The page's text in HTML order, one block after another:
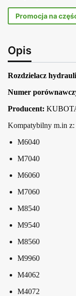
Promocja na
Opis
Rozdzielacz
Numer
Producent:
Kompatybilny m.in z:
M6040
M7040
M6060
M7060
M8540
M9540
M8560
M9960
M4062
M4072